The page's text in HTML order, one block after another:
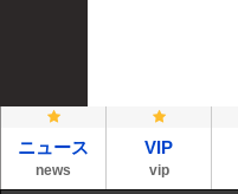
ニュース
news
VIP
vip